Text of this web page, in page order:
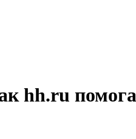
hh.ru